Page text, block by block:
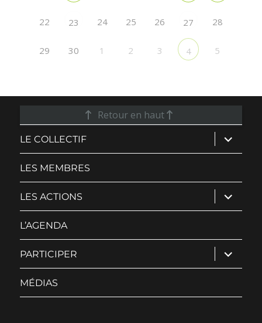
22 23 24 25 26 27 28
29 30 1 2 3 4 5
Retour en haut
LE COLLECTIF ouvrir
le
sous-
LES MEMBRES
LES ACTIONS ouvrir
le
sous-
L’AGENDA
PARTICIPER ouvrir
le
sous-
MÉDIAS